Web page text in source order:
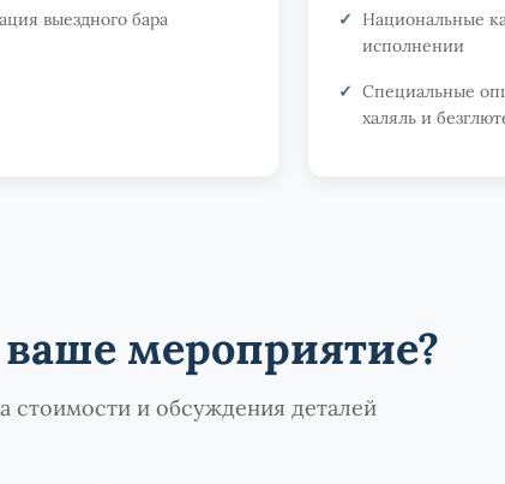
выездного бара
Национальные
исполнении
Специальные
халяль и
мероприятие?
стоимости и обсуждения деталей